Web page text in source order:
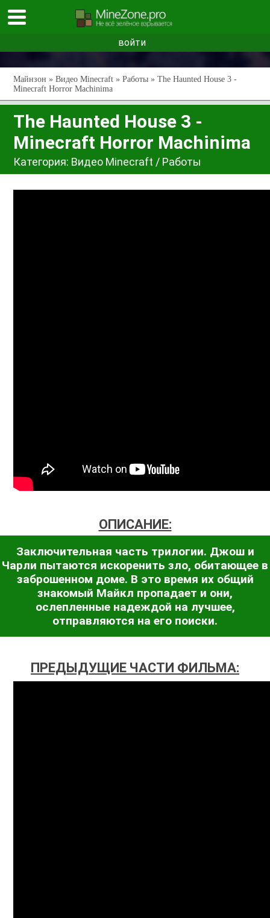
войти
Майнзон » Видео Minecraft » Работы » The Haunted House 3 -
Minecraft Horror Machinima
The Haunted House 3 -
Minecraft Horror Machinima
Категория: Видео Minecraft / Работы
ОПИСАНИЕ:
Заключительная часть трилогии. Джош и
Чарли пытаются искоренить зло, обитающее в
заброшенном доме. В это время их общий
знакомый Майкл пропадает и они,
ослепленные надеждой на лучшее,
отправляются на его поиски.
ПРЕДЫДУЩИЕ ЧАСТИ ФИЛЬМА: